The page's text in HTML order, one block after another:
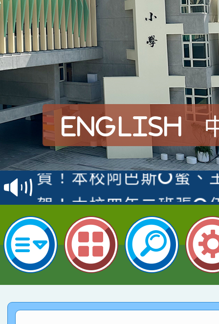
English
賀！本校參加桃園市中
賽 洪綺君教師榮獲社
名
賀！本校阿巴斯O蜜、
倩參加桃園市科展 國
名 指導老師王老師、
賀！本校四年二班張O
桃園市英語競賽國小朗
名，指導老師林老師
賀！本校參加桃園市中
賽 劉文瑛教師榮獲教
臺灣台語-第二名
賀！本校參與2026世
創客第三名。
賽 洪綺君教師榮獲社
賀！本校阿巴斯O蜜、